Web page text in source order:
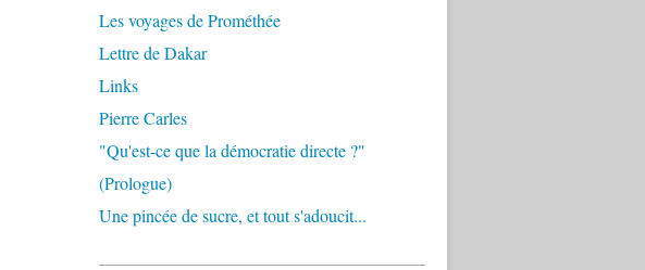
Les voyages de Prométhée
Lettre de Dakar
Links
Pierre Carles
"Qu'est-ce que la démocratie directe ?"
(Prologue)
Une pincée de sucre, et tout s'adoucit...